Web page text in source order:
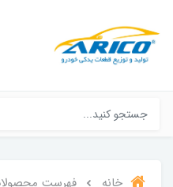
خانه فهرست